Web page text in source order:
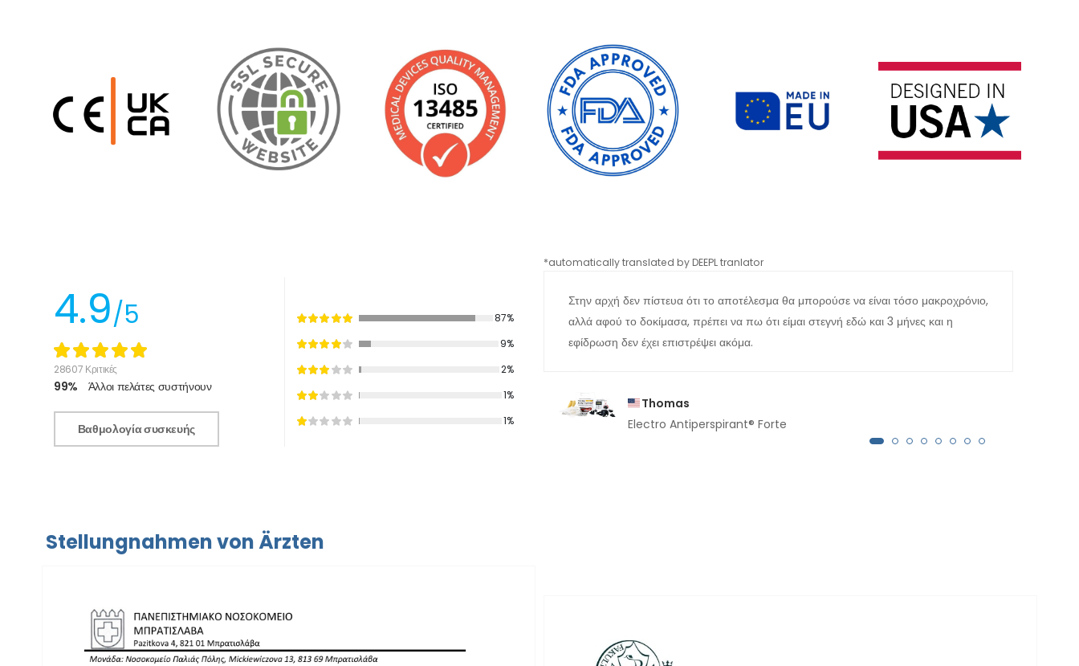
4.9/5
28607 Κριτικές
99% Άλλοι πελάτες συστήνουν
Βαθμολογία συσκευής
87%
9%
2%
1%
1%
*automatically translated by DEEPL tranlator
Στην αρχή δεν πίστευα ότι το αποτέλεσμα θα μπορούσε να είναι τόσο μακροχρόνιο,
αλλά αφού το δοκίμασα, πρέπει να πω ότι είμαι στεγνή εδώ και 3 μήνες και η
εφίδρωση δεν έχει επιστρέψει ακόμα.
Thomas
Electro Antiperspirant® Forte
Stellungnahmen von Ärzten